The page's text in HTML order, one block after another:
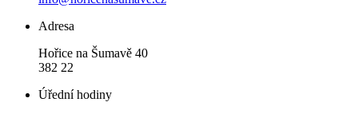
Adresa
Hořice na Šumavě 40
382 22
Úřední hodiny